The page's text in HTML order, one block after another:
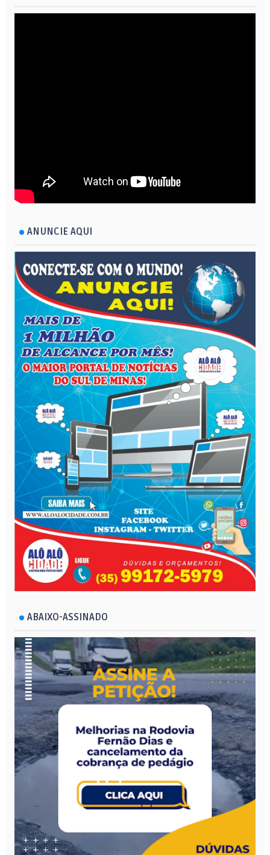
ANUNCIE AQUI
ABAIXO-ASSINADO